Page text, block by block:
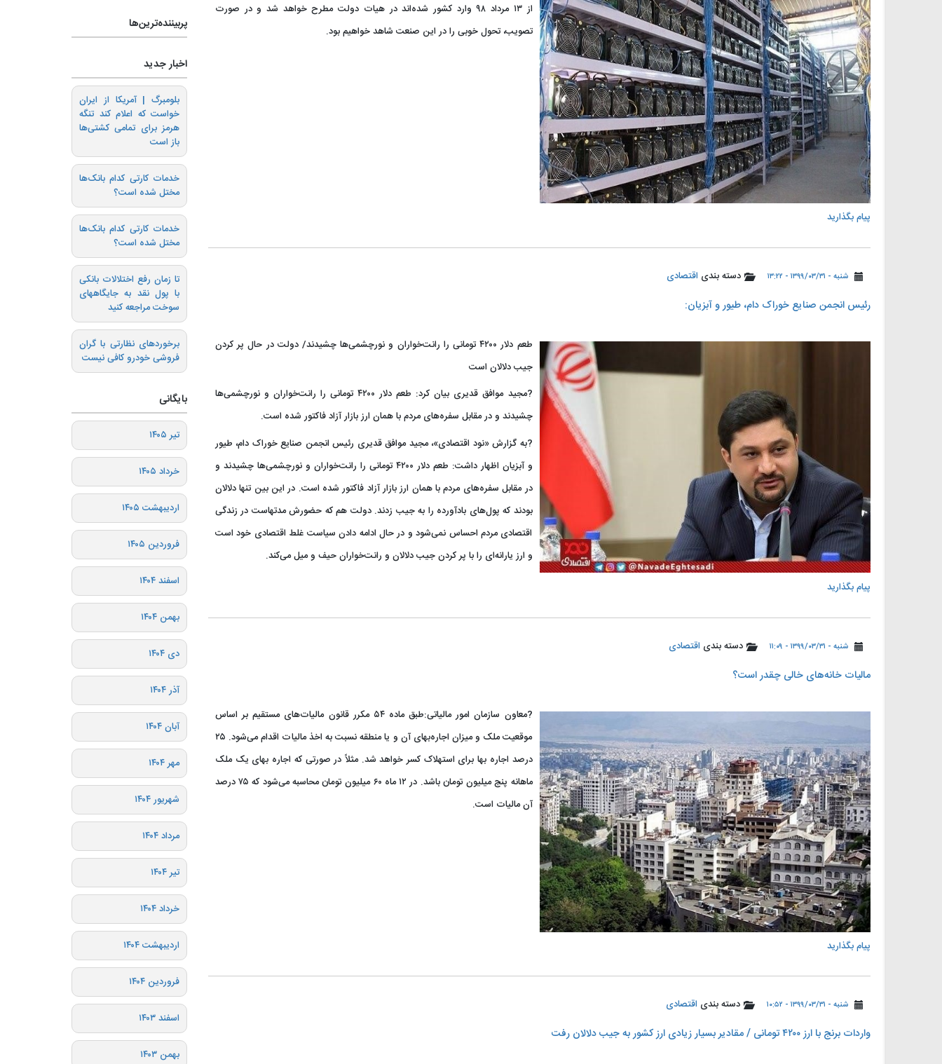
از ۱۳ مرداد ۹۸ وارد کشور شده‌اند در هیات دولت مطرح خواهد شد و در صورت
تصویب، تحول خوبی را در این صنعت شاهد خواهیم بود.
پیام بگذارید
شنبه - ۱۳۹۹/۰۳/۳۱ - ۱۳:۲۲ دسته بندی اقتصادی
رئیس انجمن صنایع خوراک دام، طیور و آبزیان:
طعم دلار ۴۲۰۰ تومانی را رانت‌خواران و نورچشمی‌ها چشیدند/ دولت در حال پر کردن
جیب دلالان است
?مجید موافق قدیری بیان کرد: طعم دلار ۴۲۰۰ تومانی را رانت‌خواران و نورچشمی‌ها
چشیدند و در مقابل سفره‌های مردم با همان ارز بازار آزاد فاکتور شده است.
?به گزارش‌ «نود اقتصادی»، مجید موافق قدیری رئیس انجمن صنایع خوراک دام، طیور
و آبزیان اظهار داشت: طعم دلار ۴۲۰۰ تومانی را رانت‌خواران و نورچشمی‌ها چشیدند و
در مقابل سفره‌های مردم با همان ارز بازار آزاد فاکتور شده است. در این بین تنها دلالان
بودند که پول‌های بادآورده را به جیب زدند. دولت هم که حضورش مدتهاست در زندگی
اقتصادی مردم احساس نمی‌شود و در حال ادامه دادن سیاست غلط اقتصادی خود است
و ارز یارانه‌ای را با پر کردن جیب دلالان و رانت‌خواران حیف و میل می‌کند.
پیام بگذارید
شنبه - ۱۳۹۹/۰۳/۳۱ - ۱۱:۰۹ دسته بندی اقتصادی
مالیات خانه‌های خالی چقدر است؟
?معاون سازمان امور مالیاتی:طبق ماده ۵۴ مکرر قانون مالیات‌های مستقیم بر اساس
موقعیت ملک و میزان اجاره‌بهای آن و یا منطقه نسبت به اخذ مالیات اقدام می‌شود. ۲۵
درصد اجاره بها برای استهلاک کسر خواهد شد. مثلاً در صورتی که اجاره بهای یک ملک
ماهانه پنج میلیون تومان باشد. در ۱۲ ماه ۶۰ میلیون تومان محاسبه می‌شود که ۷۵ درصد
آن مالیات است.
پیام بگذارید
شنبه - ۱۳۹۹/۰۳/۳۱ - ۱۰:۵۲ دسته بندی اقتصادی
‌واردات برنج با ارز ۴۲۰۰ تومانی / مقادیر بسیار زیادی ارز کشور به جیب دلالان رفت
پربیننده‌ترین‌ها
اخبار جدید
بلومبرگ | آمریکا از ایران
خواست که اعلام کند تنگه
هرمز برای تمامی کشتی‌ها
باز است
خدمات کارتی کدام بانک‌ها
مختل شده است؟
خدمات کارتی کدام بانک‌ها
مختل شده است؟
تا زمان رفع اختلالات بانکی
با پول نقد به جایگاههای
سوخت مراجعه کنید
برخوردهای نظارتی با گران
فروشی خودرو کافی نیست
بایگانی
تیر ۱۴۰۵
خرداد ۱۴۰۵
اردیبهشت ۱۴۰۵
فروردین ۱۴۰۵
اسفند ۱۴۰۴
بهمن ۱۴۰۴
دی ۱۴۰۴
آذر ۱۴۰۴
آبان ۱۴۰۴
مهر ۱۴۰۴
شهریور ۱۴۰۴
مرداد ۱۴۰۴
تیر ۱۴۰۴
خرداد ۱۴۰۴
اردیبهشت ۱۴۰۴
فروردین ۱۴۰۴
اسفند ۱۴۰۳
بهمن ۱۴۰۳